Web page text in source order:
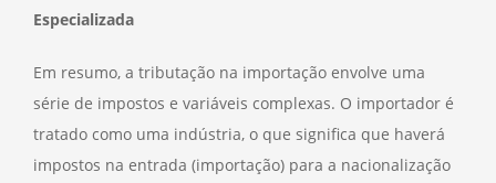
Especializada
Em resumo, a tributação na importação envolve uma
série de impostos e variáveis complexas. O importador é
tratado como uma indústria, o que significa que haverá
impostos na entrada (importação) para a nacionalização